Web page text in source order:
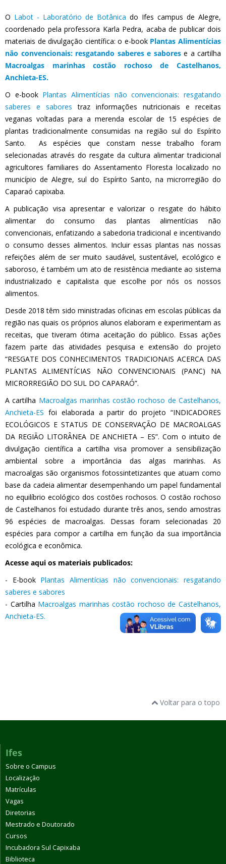
O Labot - Laboratório de Botânica do Ifes campus de Alegre,
coordenado pela professora Karla Pedra, acaba de publicar dois
materiais de divulgação científica: o e-book Plantas Alimentícias
não convencionais: resgatando saberes e sabores e a cartilha
Macroalgas marinhas costão rochoso de Castelhanos,
Anchieta-ES.
O e-book Plantas Alimentícias não convencionais: resgatando
saberes e sabores traz informações nutricionais e receitas
veganas voltadas para a merenda escolar de 15 espécies de
plantas tradicionalmente consumidas na região sul do Espírito
Santo. As espécies que constam nesse trabalho foram
selecionadas através do resgate da cultura alimentar tradicional
agricultores familiares do Assentamento Floresta localizado no
município de Alegre, sul do Espírito Santo, na microrregião do
Caparaó capixaba.
A publicação visa apresentar e valorizar o resgate do hábito
alimentar do consumo das plantas alimentícias não
convencionais, enfatizando a sabedoria tradicional e incentivando
o consumo desses alimentos. Incluir essas plantas nas nossas
refeições além de ser muito saudável, sustentável, ecológico e
saboroso, é também um ato de resistência mediante ao sistema
industrializado e capitalista que escolhe por nós os nossos
alimentos.
Desde 2018 têm sido ministradas oficinas em escolas públicas da
região nas quais os próprios alunos elaboram e experimentam as
receitas, que tiveram ótima aceitação do público. Essas ações
fazem parte das atividades pesquisa e extensão do projeto
“RESGATE DOS CONHECIMENTOS TRADICIONAIS ACERCA DAS
PLANTAS ALIMENTÍCIAS NÃO CONVENCIONAIS (PANC) NA
MICRORREGIÃO DO SUL DO CAPARAÓ”.
A cartilha Macroalgas marinhas costão rochoso de Castelhanos,
Anchieta-ES foi elaborada a partir do projeto “INDICADORES
ECOLÓGICOS E STATUS DE CONSERVAÇÃO DE MACROALGAS
DA REGIÃO LITORÂNEA DE ANCHIETA – ES”. Com o intuito de
divulgação científica a cartilha visa promover a sensibilização
ambiental sobre a importância das algas marinhas. As
macroalgas são organismos fotossintetizantes que atuam como
base da cadeia alimentar desempenhando um papel fundamental
no equilíbrio ecológico dos costões rochosos. O costão rochoso
de Castelhanos foi estudado durante três anos, sendo amostras
96 espécies de macroalgas. Dessas foram selecionadas 20
espécies para compor a cartilha em função da sua importância
ecológica e econômica.
Acesse aqui os materiais publicados:
- E-book Plantas Alimentícias não convencionais: resgatando
saberes e sabores
- Cartilha Macroalgas marinhas costão rochoso de Castelhanos,
Anchieta-ES.
Voltar para o topo
Ifes
Sobre o Campus
Localização
Matrículas
Vagas
Diretorias
Mestrado e Doutorado
Cursos
Incubadora Sul Capixaba
Biblioteca